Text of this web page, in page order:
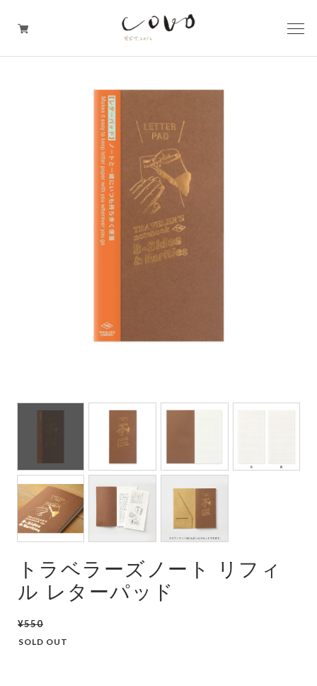
台所の道具
机周りの道具
TRAVELER'S notebook
covo design
その他の暮らしの道具
トラベラーズノート リフィ
ル レターパッド
¥550
SOLD OUT